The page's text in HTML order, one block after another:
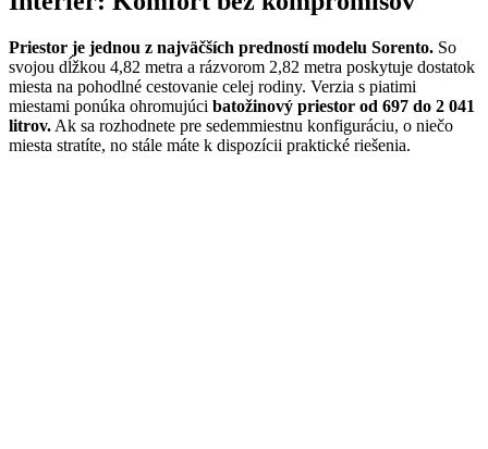
Priestor je jednou z najväčších predností modelu Sorento. So
svojou dĺžkou 4,82 metra a rázvorom 2,82 metra poskytuje dostatok
miesta na pohodlné cestovanie celej rodiny. Verzia s piatimi
miestami ponúka ohromujúci batožinový priestor od 697 do 2 041
litrov. Ak sa rozhodnete pre sedemmiestnu konfiguráciu, o niečo
miesta stratíte, no stále máte k dispozícii praktické riešenia.